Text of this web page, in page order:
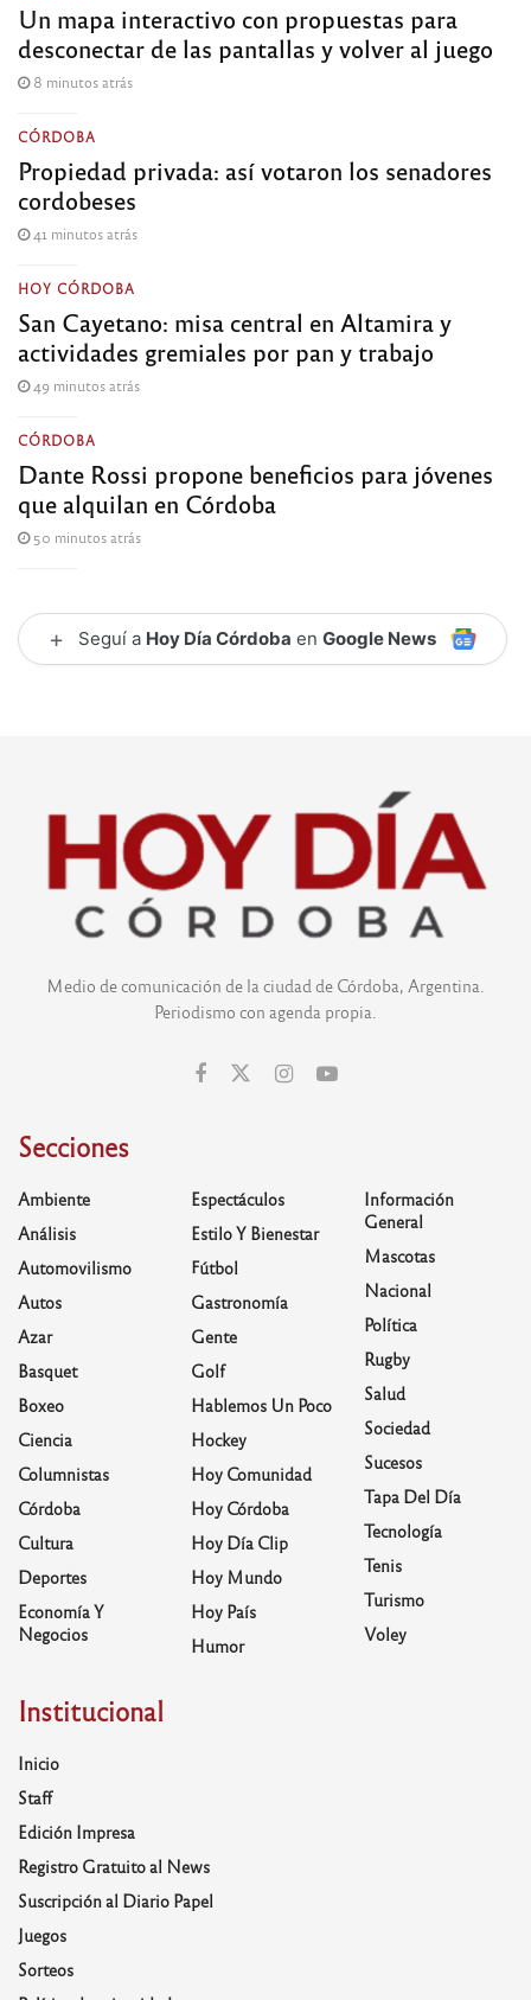
Un mapa interactivo con propuestas para
desconectar de las pantallas y volver al juego
8 minutos atrás
CÓRDOBA
Propiedad privada: así votaron los senadores
cordobeses
41 minutos atrás
HOY CÓRDOBA
San Cayetano: misa central en Altamira y
actividades gremiales por pan y trabajo
49 minutos atrás
CÓRDOBA
Dante Rossi propone beneficios para jóvenes
que alquilan en Córdoba
50 minutos atrás
+ Seguí a Hoy Día Córdoba en Google News
Medio de comunicación de la ciudad de Córdoba, Argentina.
Periodismo con agenda propia.
Secciones
Ambiente
Análisis
Automovilismo
Autos
Azar
Basquet
Boxeo
Ciencia
Columnistas
Córdoba
Cultura
Deportes
Economía Y
Negocios
Espectáculos
Estilo Y Bienestar
Fútbol
Gastronomía
Gente
Golf
Hablemos Un Poco
Hockey
Hoy Comunidad
Hoy Córdoba
Hoy Día Clip
Hoy Mundo
Hoy País
Humor
Información
General
Mascotas
Nacional
Política
Rugby
Salud
Sociedad
Sucesos
Tapa Del Día
Tecnología
Tenis
Turismo
Voley
Institucional
Inicio
Staff
Edición Impresa
Registro Gratuito al News
Suscripción al Diario Papel
Juegos
Sorteos